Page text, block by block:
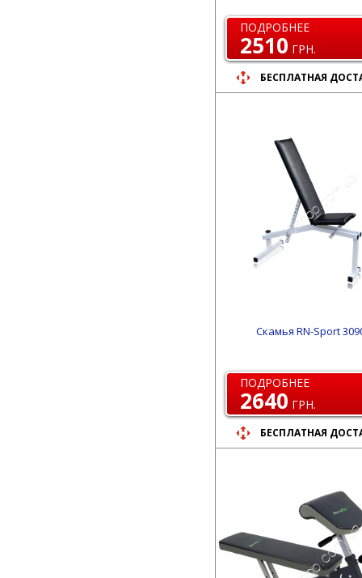
ПОДРОБНЕЕ
2510 ГРН.
БЕСПЛАТНАЯ
Скамья RN-Sport
ПОДРОБНЕЕ
2640 ГРН.
БЕСПЛАТНАЯ